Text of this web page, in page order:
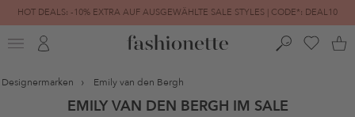
HOT DEALS: -10% EXTRA AUF AUSGEWÄHLTE SALE STYLES | CODE*: DEAL10
FINAL SALE | BIS ZU -80% REDUZIERT
Designermarken Emily van den Bergh
EMILY VAN DEN BERGH IM SALE